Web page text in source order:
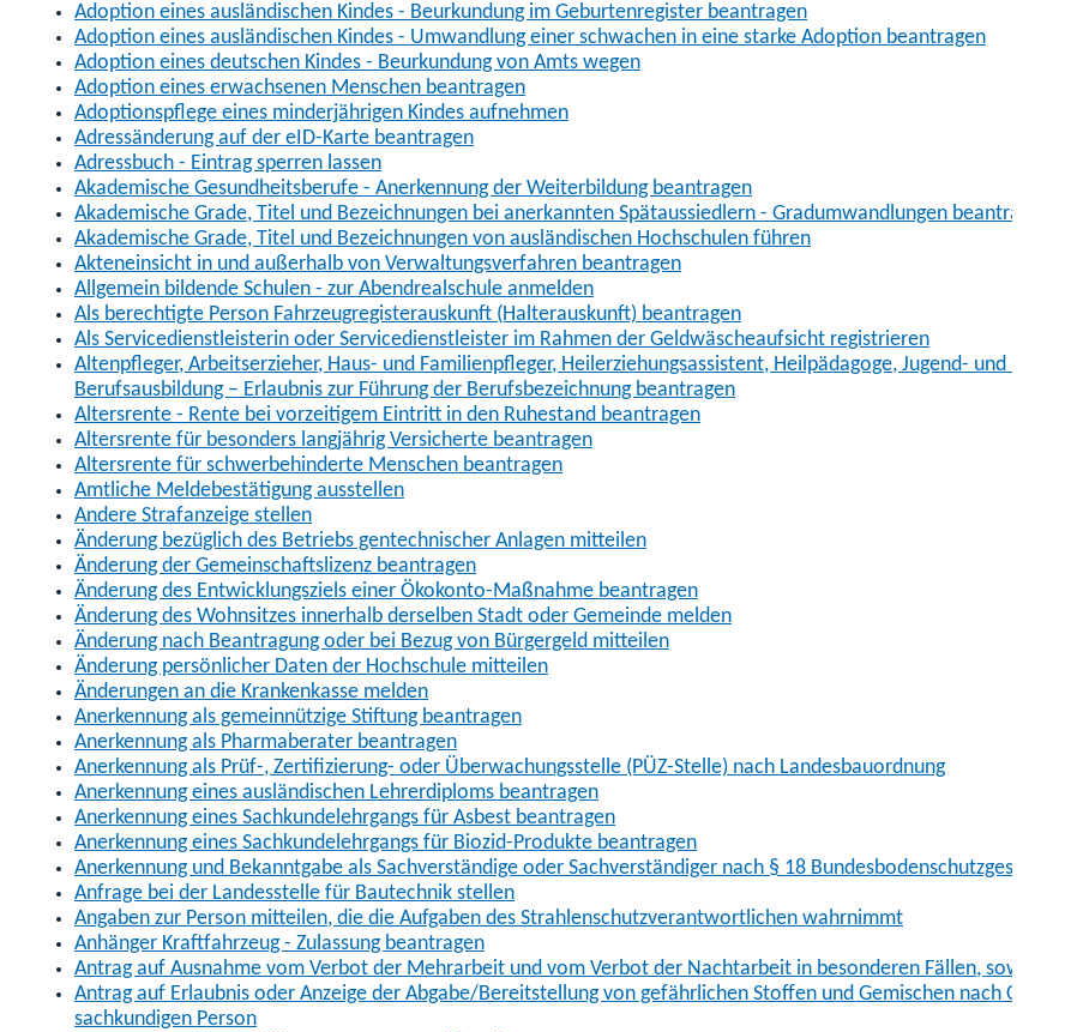
Adoption eines ausländischen Kindes - Beurkundung im Geburtenregister beantragen
Adoption eines ausländischen Kindes - Umwandlung einer schwachen in eine starke Adoption beantragen
Adoption eines deutschen Kindes - Beurkundung von Amts wegen
Adoption eines erwachsenen Menschen beantragen
Adoptionspflege eines minderjährigen Kindes aufnehmen
Adressänderung auf der eID-Karte beantragen
Adressbuch - Eintrag sperren lassen
Akademische Gesundheitsberufe - Anerkennung der Weiterbildung beantragen
Akademische Grade, Titel und Bezeichnungen bei anerkannten Spätaussiedlern - Gradumwandlungen beantragen
Akademische Grade, Titel und Bezeichnungen von ausländischen Hochschulen führen
Akteneinsicht in und außerhalb von Verwaltungsverfahren beantragen
Allgemein bildende Schulen - zur Abendrealschule anmelden
Als berechtigte Person Fahrzeugregisterauskunft (Halterauskunft) beantragen
Als Servicedienstleisterin oder Servicedienstleister im Rahmen der Geldwäscheaufsicht registrieren
Altenpfleger, Arbeitserzieher, Haus- und Familienpfleger, Heilerziehungsassistent, Heilpädagoge, Jugend- und
Berufsausbildung – Erlaubnis zur Führung der Berufsbezeichnung beantragen
Altersrente - Rente bei vorzeitigem Eintritt in den Ruhestand beantragen
Altersrente für besonders langjährig Versicherte beantragen
Altersrente für schwerbehinderte Menschen beantragen
Amtliche Meldebestätigung ausstellen
Andere Strafanzeige stellen
Änderung bezüglich des Betriebs gentechnischer Anlagen mitteilen
Änderung der Gemeinschaftslizenz beantragen
Änderung des Entwicklungsziels einer Ökokonto-Maßnahme beantragen
Änderung des Wohnsitzes innerhalb derselben Stadt oder Gemeinde melden
Änderung nach Beantragung oder bei Bezug von Bürgergeld mitteilen
Änderung persönlicher Daten der Hochschule mitteilen
Änderungen an die Krankenkasse melden
Anerkennung als gemeinnützige Stiftung beantragen
Anerkennung als Pharmaberater beantragen
Anerkennung als Prüf-, Zertifizierung- oder Überwachungsstelle (PÜZ-Stelle) nach Landesbauordnung
Anerkennung eines ausländischen Lehrerdiploms beantragen
Anerkennung eines Sachkundelehrgangs für Asbest beantragen
Anerkennung eines Sachkundelehrgangs für Biozid-Produkte beantragen
Anerkennung und Bekanntgabe als Sachverständige oder Sachverständiger nach § 18 Bundesbodenschutzgesetz
Anfrage bei der Landesstelle für Bautechnik stellen
Angaben zur Person mitteilen, die die Aufgaben des Strahlenschutzverantwortlichen wahrnimmt
Anhänger Kraftfahrzeug - Zulassung beantragen
Antrag auf Ausnahme vom Verbot der Mehrarbeit und vom Verbot der Nachtarbeit in besonderen Fällen, sowie der
Antrag auf Erlaubnis oder Anzeige der Abgabe/Bereitstellung von gefährlichen Stoffen und Gemischen nach
sachkundigen Person